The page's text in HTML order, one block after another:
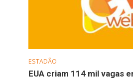
ESTADÃO
EUA criam 114 mil vagas